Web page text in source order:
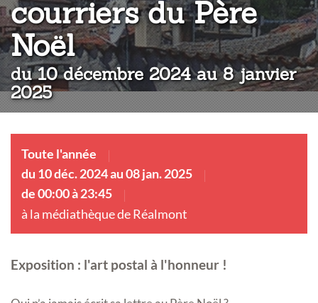
courriers du Père
Noël:
du 10 décembre 2024 au 8 janvier
2025
Toute l'année
du 10 déc. 2024 au 08 jan. 2025
de 00:00 à 23:45
à la médiathèque de Réalmont
Exposition : l'art postal à l'honneur !